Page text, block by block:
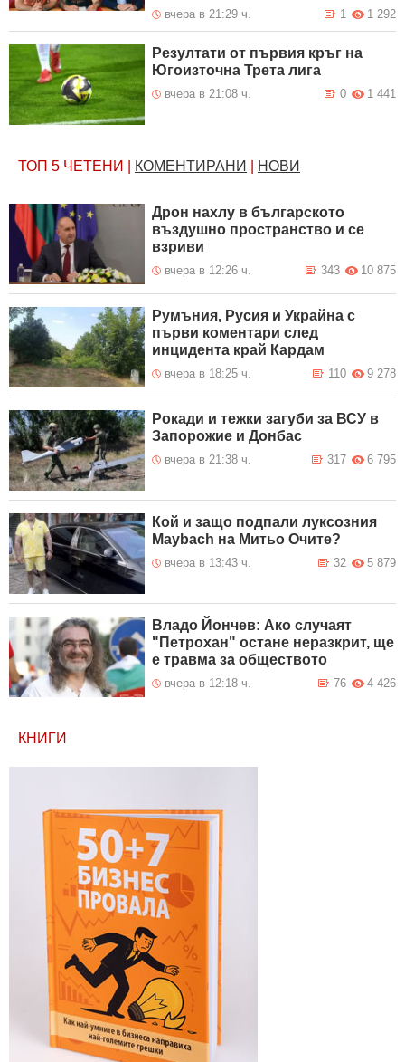
вчера в 21:29 ч. 1 292
1
Резултати от първия кръг на
Югоизточна Трета лига
вчера в 21:08 ч. 1 441
0
ТОП 5 ЧЕТЕНИ КОМЕНТИРАНИ НОВИ
Дрон нахлу в българското
въздушно пространство и се
взриви
вчера в 12:26 ч. 10 875
343
Румъния, Русия и Украйна с
първи коментари след
инцидента край Кардам
вчера в 18:25 ч. 9 278
110
Рокади и тежки загуби за ВСУ в
Запорожие и Донбас
вчера в 21:38 ч. 6 795
317
Кой и защо подпали луксозния
Maybach на Митьо Очите?
вчера в 13:43 ч. 5 879
32
Владо Йончев: Ако случаят
"Петрохан" остане неразкрит, ще
е травма за обществото
вчера в 12:18 ч. 4 426
76
КНИГИ